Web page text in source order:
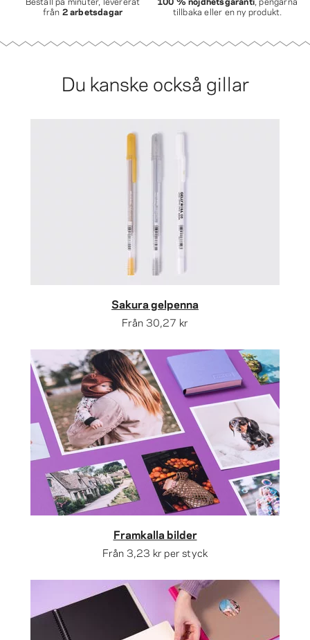
från 2 arbetsdagar
tillbaka eller en ny produkt.
Du kanske också gillar
Sakura gelpenna
Från 30,27 kr
Framkalla bilder
Från 3,23 kr per styck